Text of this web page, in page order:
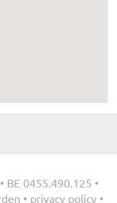
BE 0455.490.125 •
• privacy policy •